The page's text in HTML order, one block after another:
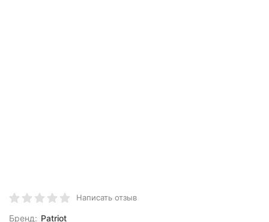
Написать отзыв
Бренд: Patriot